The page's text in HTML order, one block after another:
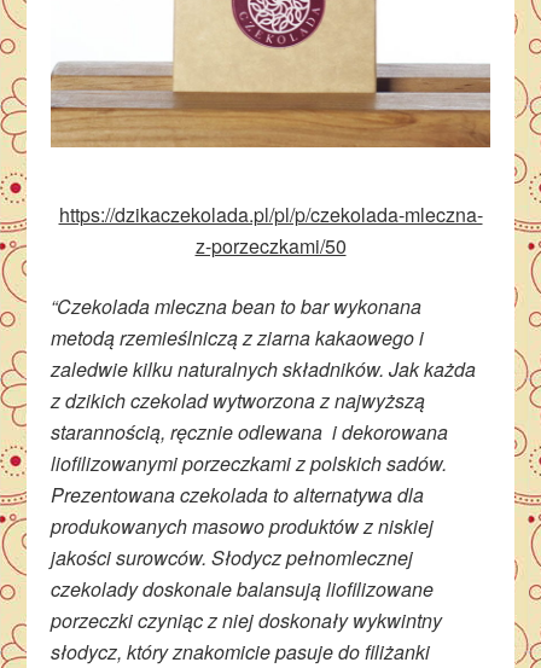
https://dzikaczekolada.pl/pl/p/czekolada-mleczna-
z-porzeczkami/50
“Czekolada mleczna bean to bar wykonana
metodą rzemieślniczą z ziarna kakaowego i
zaledwie kilku naturalnych składników. Jak każda
z dzikich czekolad wytworzona z najwyższą
starannością, ręcznie odlewana i dekorowana
liofilizowanymi porzeczkami z polskich sadów.
Prezentowana czekolada to alternatywa dla
produkowanych masowo produktów z niskiej
jakości surowców. Słodycz pełnomlecznej
czekolady doskonale balansują liofilizowane
porzeczki czyniąc z niej doskonały wykwintny
słodycz, który znakomicie pasuje do filiżanki